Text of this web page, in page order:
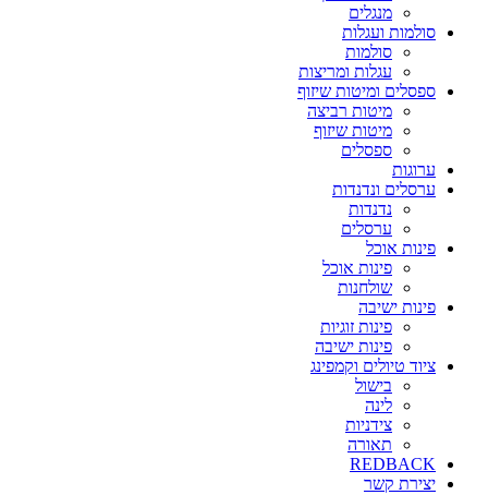
מנגלים
סולמות ועגלות
סולמות
עגלות ומריצות
ספסלים ומיטות שיזוף
מיטות רביצה
מיטות שיזוף
ספסלים
ערוגות
ערסלים ונדנדות
נדנדות
ערסלים
פינות אוכל
פינות אוכל
שולחנות
פינות ישיבה
פינות זוגיות
פינות ישיבה
ציוד טיולים וקמפינג
בישול
לינה
צידניות
תאורה
REDBACK
יצירת קשר